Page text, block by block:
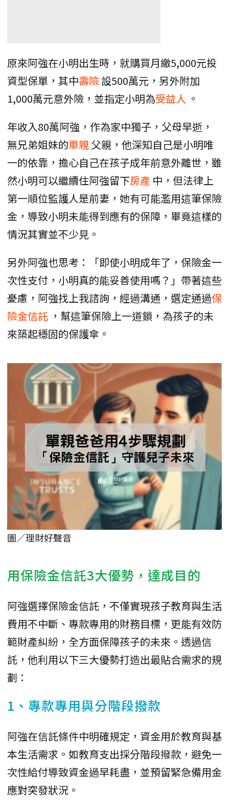
原來阿強在小明出生時，就購買月繳5,000元投
資型保單，其中壽險設500萬元，另外附加
1,000萬元意外險，並指定小明為受益人 。
年收入80萬阿強，作為家中獨子，父母早逝，
無兄弟姐妹的單親父親，他深知自己是小明唯
一的依靠，擔心自己在孩子成年前意外離世，雖
然小明可以繼續住阿強留下房產 中，但法律上
第一順位監護人是前妻，她有可能濫用這筆保險
金，導致小明未能得到應有的保障，畢竟這樣的
情況其實並不少見。
另外阿強也思考：「即使小明成年了，保險金一
次性支付，小明真的能妥善使用嗎？」帶著這些
憂慮，阿強找上我諮詢，經過溝通，選定通過保
險金信託 ，幫這筆保險上一道鎖，為孩子的未
來築起穩固的保護傘。
圖／理財好聲音
用保險金信託3大優勢，達成目的
阿強選擇保險金信託，不僅實現孩子教育與生活
費用不中斷、專款專用的財務目標，更能有效防
範財產糾紛，全方面保障孩子的未來。透過信
託，他利用以下三大優勢打造出最貼合需求的規
劃：
1、專款專用與分階段撥款
阿強在信託條件中明確規定，資金用於教育與基
本生活需求。如教育支出採分階段撥款，避免一
次性給付導致資金過早耗盡，並預留緊急備用金
應對突發狀況。